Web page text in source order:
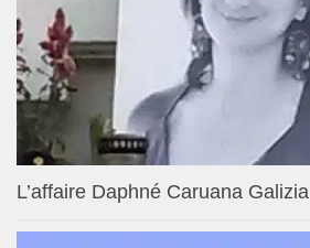
L’affaire Daphné Caruana Galizia